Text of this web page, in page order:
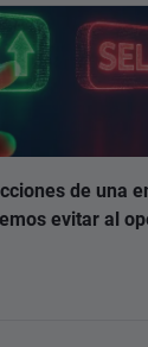
de una
evitar al